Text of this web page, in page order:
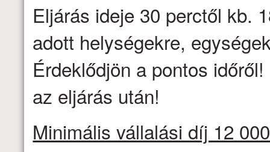
Eljárás ideje 30 perctől kb.
adott helységekre,
Érdeklődjön a pontos
az eljárás után!
Minimális vállalási díj 12